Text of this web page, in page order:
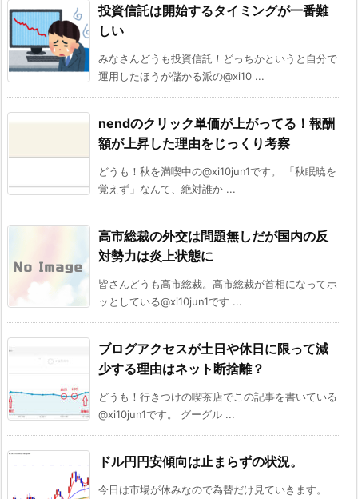
投資信託は開始するタイミングが一番難
しい
みなさんどうも投資信託！どっちかというと自分で
運用したほうが儲かる派の@xi10 ...
nendのクリック単価が上がってる！報酬
額が上昇した理由をじっくり考察
どうも！秋を満喫中の@xi10jun1です。 「秋眠暁を
覚えず」なんて、絶対誰か ...
高市総裁の外交は問題無しだが国内の反
対勢力は炎上状態に
皆さんどうも高市総裁。高市総裁が首相になってホ
ッとしている@xi10jun1です ...
ブログアクセスが土日や休日に限って減
少する理由はネット断捨離？
どうも！行きつけの喫茶店でこの記事を書いている
@xi10jun1です。 グーグル ...
ドル円円安傾向は止まらずの状況。
今日は市場が休みなので為替だけ見ていきます。